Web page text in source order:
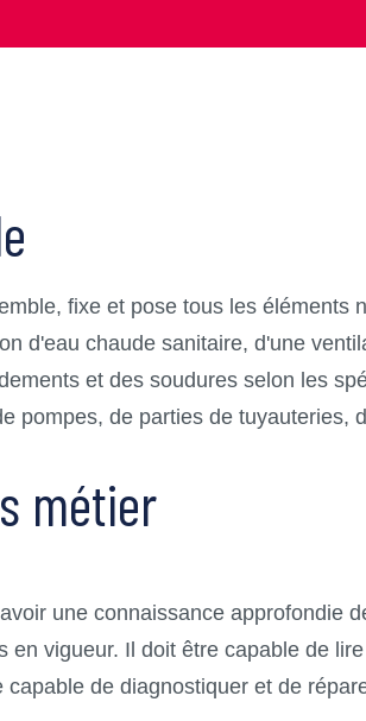
fixe et pose tous les
d'eau chaude sanitaire, d'une
et des soudures selon les
pompes, de parties de
métier
une connaissance approfondie
en vigueur. Il doit être capable de
de diagnostiquer et de